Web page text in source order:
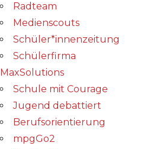
Radteam
Medienscouts
Schüler*innenzeitung
Schülerfirma
MaxSolutions
Schule mit Courage
Jugend debattiert
Berufsorientierung
mpgGo2